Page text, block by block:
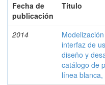
Fecha de
publicación
Título
2014
interfaz de
diseño y
catálogo de
línea